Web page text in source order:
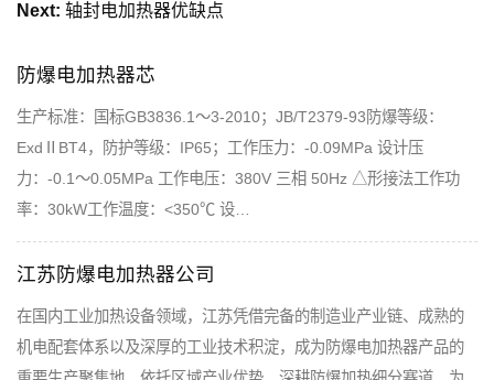
Next: 轴封电加热器优缺点
防爆电加热器芯
生产标准：国标GB3836.1～3-2010；JB/T2379-93防爆等级：
ExdⅡBT4，防护等级：IP65；工作压力：-0.09MPa 设计压
力：-0.1～0.05MPa 工作电压：380V 三相 50Hz △形接法工作功
率：30kW工作温度：<350℃ 设…
江苏防爆电加热器公司
在国内工业加热设备领域，江苏凭借完备的制造业产业链、成熟的
机电配套体系以及深厚的工业技术积淀，成为防爆电加热器产品的